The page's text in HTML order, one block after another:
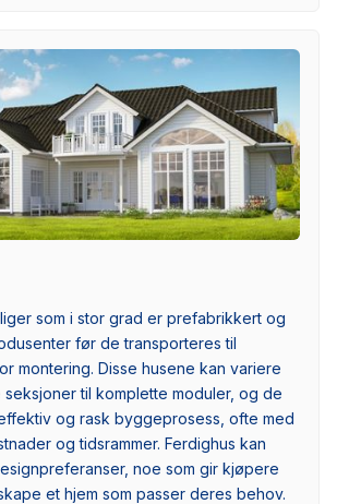
som i stor grad er prefabrikkert og
før de transporteres til
montering. Disse husene kan variere
til komplette moduler, og de
og rask byggeprosess, ofte med
og tidsrammer. Ferdighus kan
noe som gir kjøpere
et hjem som passer deres behov.